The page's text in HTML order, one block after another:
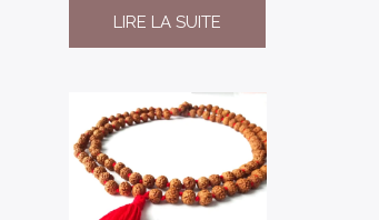
LIRE LA SUITE